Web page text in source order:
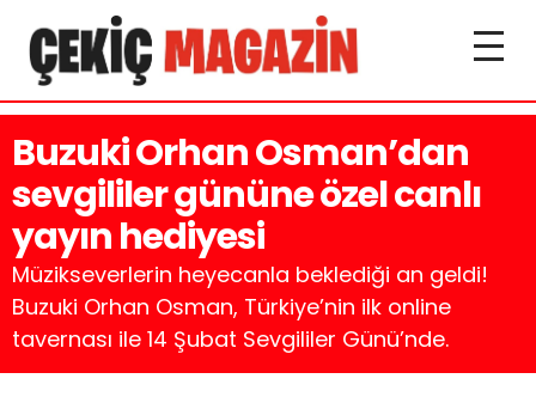
Buzuki Orhan Osman’dan
sevgililer gününe özel canlı
yayın hediyesi
Müzikseverlerin heyecanla beklediği an geldi!
Buzuki Orhan Osman, Türkiye’nin ilk online
tavernası ile 14 Şubat Sevgililer Günü’nde.